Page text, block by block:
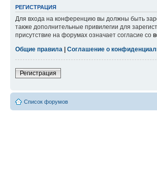
РЕГИСТРАЦИЯ
Для входа на конференцию вы должны быть
также дополнительные привилегии для
присутствие на форумах означает согласие со
Общие правила
Соглашение о
Регистрация
Список форумов